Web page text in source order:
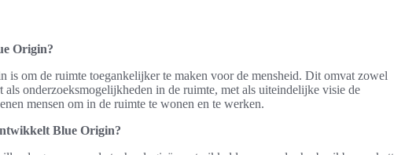
Origin?
is om de ruimte toegankelijker te maken voor de mensheid. Dit omvat zowel
als onderzoeksmogelijkheden in de ruimte, met als uiteindelijke visie de
mensen om in de ruimte te wonen en te werken.
Blue Origin?